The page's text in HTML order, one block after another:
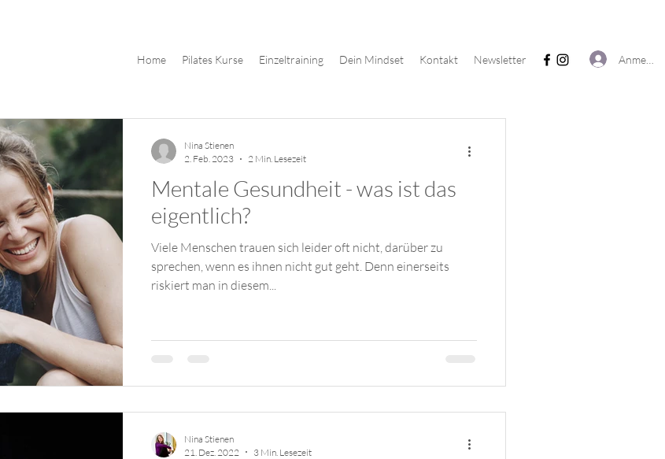
Home Pilates Kurse Einzeltraining Dein Mindset Kontakt Newsletter
Mentale Gesundheit - was ist das
eigentlich?
Viele Menschen trauen sich leider oft nicht, darüber zu
sprechen, wenn es ihnen nicht gut geht. Denn einerseits
riskiert man in diesem...
Nina Stienen
2. Feb. 2023
2 Min. Lesezeit
Nina Stienen
21. Dez. 2022
3 Min. Lesezeit